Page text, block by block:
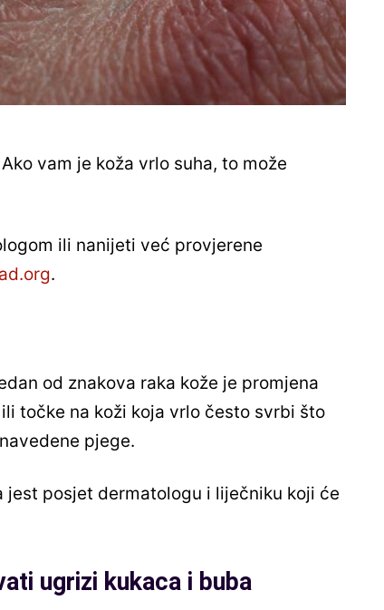
vam je koža vrlo suha, to može
ili nanijeti već provjerene
.
od znakova raka kože je promjena
točke na koži koja vrlo često svrbi što
pjege.
posjet dermatologu i liječniku koji će
ugrizi kukaca i buba